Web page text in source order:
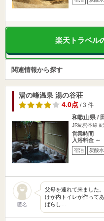
楽天トラベル
関連情報から探す
湯の峰温泉 湯の谷荘
4.0点/ 3 件
和歌山県 /
JR紀勢本線
営業時間
入浴料金 ～
宿泊 炭酸
匿名
父母を連れて来ました
けが内トイレが作って
ばらし…